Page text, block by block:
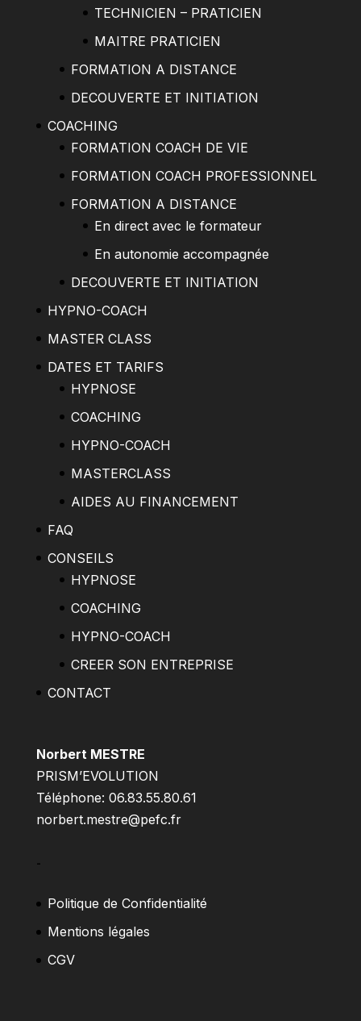
TECHNICIEN – PRATICIEN
MAITRE PRATICIEN
FORMATION A DISTANCE
DECOUVERTE ET INITIATION
COACHING
FORMATION COACH DE VIE
FORMATION COACH PROFESSIONNEL
FORMATION A DISTANCE
En direct avec le formateur
En autonomie accompagnée
DECOUVERTE ET INITIATION
HYPNO-COACH
MASTER CLASS
DATES ET TARIFS
HYPNOSE
COACHING
HYPNO-COACH
MASTERCLASS
AIDES AU FINANCEMENT
FAQ
CONSEILS
HYPNOSE
COACHING
HYPNO-COACH
CREER SON ENTREPRISE
CONTACT
Norbert MESTRE
PRISM’EVOLUTION
Téléphone: 06.83.55.80.61
norbert.mestre@pefc.fr
–
Politique de Confidentialité
Mentions légales
CGV